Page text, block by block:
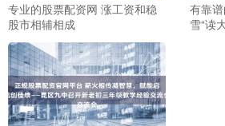
专业的股票配资网 涨工资和稳
股市相辅相成
有靠
雪“读